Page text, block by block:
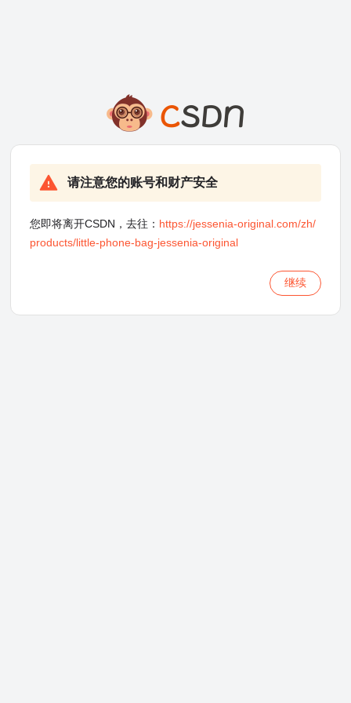
请注意您的账号和财产安全
您即将离开CSDN，去往： https://jessenia-original.com/zh/
products/little-phone-bag-jessenia-original
继续